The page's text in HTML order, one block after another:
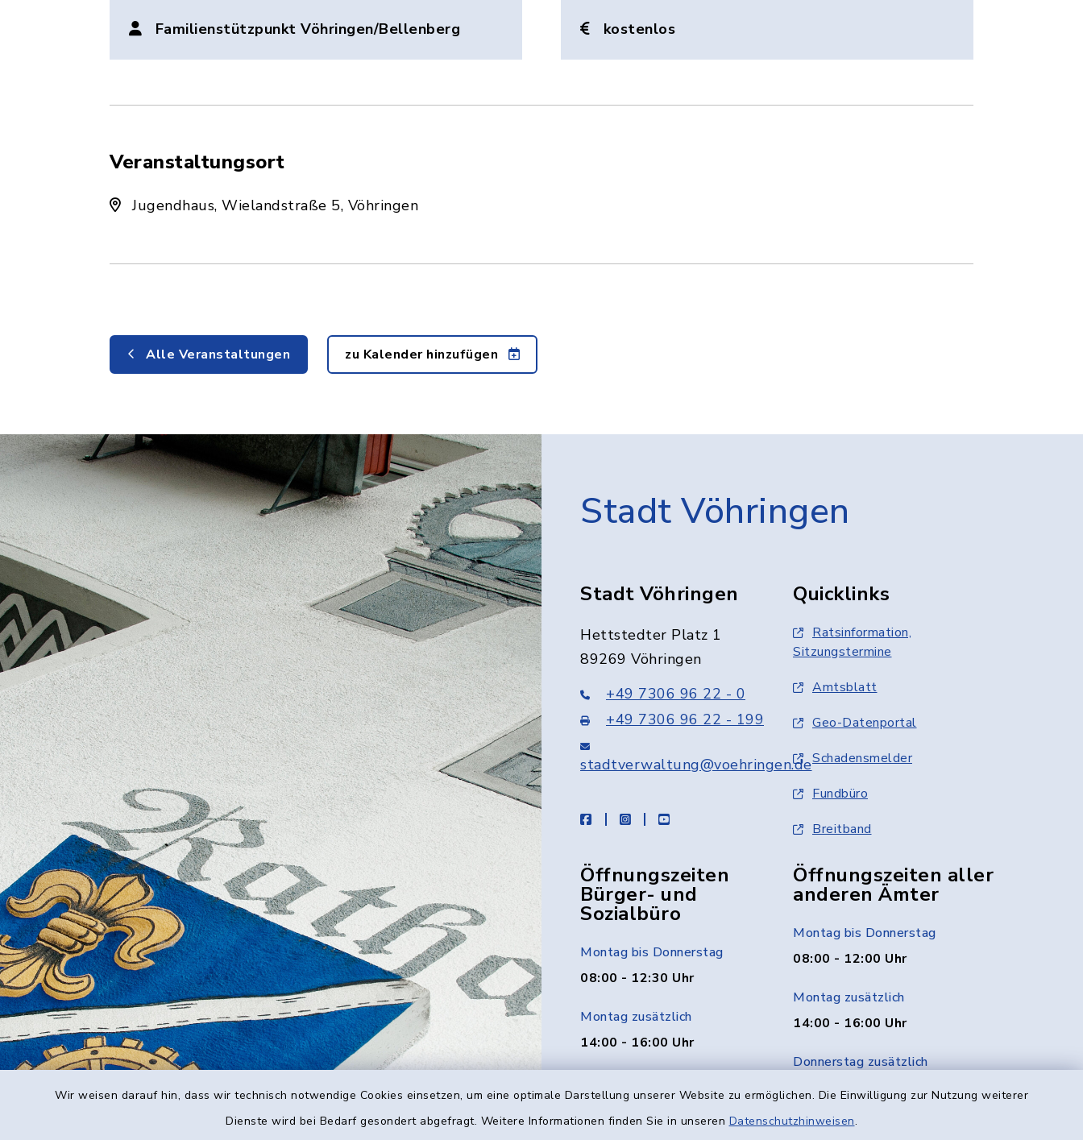
Wir weisen darauf hin, dass wir technisch notwendige Cookies einsetzen, um eine optimale Darstellung unserer Website zu ermöglichen. Die Einwilligung zur Nutzung weiterer
Dienste wird bei Bedarf gesondert abgefragt. Weitere Informationen finden Sie in unseren Datenschutzhinweisen.
Familienstützpunkt Vöhringen/Bellenberg kostenlos
Veranstaltungsort
Jugendhaus, Wielandstraße 5, Vöhringen
Alle Veranstaltungen zu Kalender hinzufügen
Stadt Vöhringen
Stadt Vöhringen
Hettstedter Platz 1
89269 Vöhringen
+49 7306 96 22 - 0
+49 7306 96 22 - 199
stadtverwaltung@voehringen.de
facebookinstagramyoutube
Quicklinks
Ratsinformation,
Sitzungstermine
Amtsblatt
Geo-Datenportal
Schadensmelder
Fundbüro
Breitband
Öffnungszeiten
Bürger- und
Sozialbüro
Montag bis Donnerstag
08:00 - 12:30 Uhr
Montag zusätzlich
14:00 - 16:00 Uhr
14:00 - 18:00 Uhr
Öffnungszeiten aller
anderen Ämter
Montag bis Donnerstag
08:00 - 12:00 Uhr
Montag zusätzlich
14:00 - 16:00 Uhr
Donnerstag zusätzlich
14:00 - 18:00 Uhr
Freitag